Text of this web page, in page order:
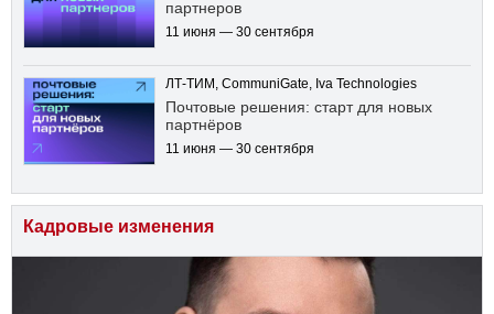
партнеров
11 июня — 30 сентября
ЛТ-ТИМ, CommuniGate, Iva Technologies
Почтовые решения: старт для новых
партнёров
11 июня — 30 сентября
Кадровые изменения